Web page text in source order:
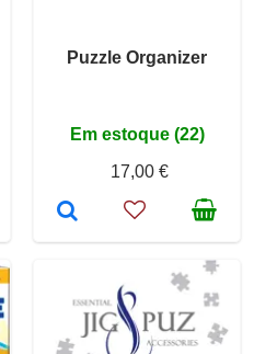
Puzzle Organizer
Em estoque (22)
17,00 €